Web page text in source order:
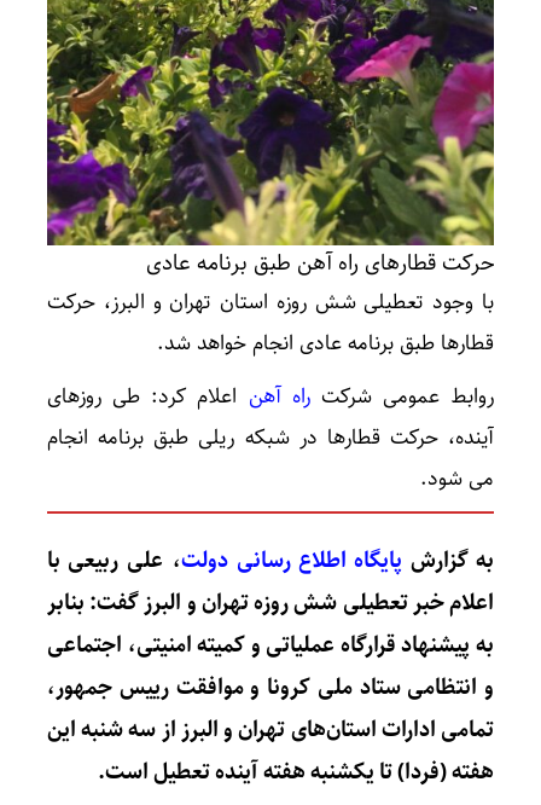
حرکت قطارهای راه آهن طبق برنامه عادی
با وجود تعطیلی شش روزه استان تهران و البرز، حرکت
قطارها طبق برنامه عادی انجام خواهد شد.
روابط عمومی شرکتراه آهن اعلام کرد: طی روزهای
آینده، حرکت قطارها در شبکه ریلی طبق برنامه انجام
می شود.
به گزارش پایگاه اطلاع رسانی دولت، علی ربیعی با
اعلام خبر تعطیلی شش روزه تهران و البرز گفت: بنابر
به پیشنهاد قرارگاه عملیاتی و کمیته امنیتی، اجتماعی
و انتظامی ستاد ملی کرونا و موافقت رییس جمهور،
تمامی ادارات استان‌های تهران و البرز از سه شنبه این
هفته (فردا) تا یکشنبه هفته آینده تعطیل است.